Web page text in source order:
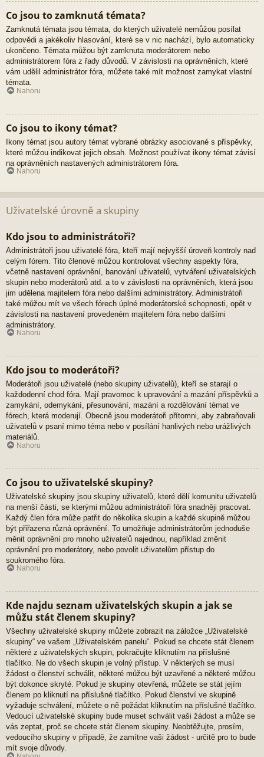
Co jsou to zamknutá témata?
Zamknutá témata jsou témata, do kterých uživatelé nemůžou posílat
odpovědi a jakékoliv hlasování, které se v nic nachází, bylo automaticky
ukončeno. Témata můžou být zamknuta moderátorem nebo
administrátorem fóra z řady důvodů. V závislosti na oprávněních, které
vám udělil administrátor fóra, můžete také mít možnost zamykat vlastní
témata.
Nahoru
Co jsou to ikony témat?
Ikony témat jsou autory témat vybrané obrázky asociované s příspěvky,
které můžou indikovat jejich obsah. Možnost používat ikony témat závisí
na oprávněních nastavených administrátorem fóra.
Nahoru
Uživatelské úrovně a skupiny
Kdo jsou to administrátoři?
Administrátoři jsou uživatelé fóra, kteří mají nejvyšší úroveň kontroly nad
celým fórem. Tito členové můžou kontrolovat všechny aspekty fóra,
včetně nastavení oprávnění, banování uživatelů, vytváření uživatelských
skupin nebo moderátorů atd. a to v závislosti na oprávněních, která jsou
jim udělena majitelem fóra nebo dalšími administrátory. Administrátoři
také můžou mít ve všech fórech úplné moderátorské schopnosti, opět v
závislosti na nastavení provedeném majitelem fóra nebo dalšími
administrátory.
Nahoru
Kdo jsou to moderátoři?
Moderátoři jsou uživatelé (nebo skupiny uživatelů), kteří se starají o
každodenní chod fóra. Mají pravomoc k upravování a mazání příspěvků a
zamykání, odemykání, přesunování, mazání a rozdělování témat ve
fórech, která moderují. Obecně jsou moderátoři přítomni, aby zabraňovali
uživatelů v psaní mimo téma nebo v posílání hanlivých nebo urážlivých
materiálů.
Nahoru
Co jsou to uživatelské skupiny?
Uživatelské skupiny jsou skupiny uživatelů, které dělí komunitu uživatelů
na menší části, se kterými můžou administrátoři fóra snadněji pracovat.
Každý člen fóra může patřit do několika skupin a každé skupině můžou
být přiřazena různá oprávnění. To umožňuje administrátorům jednoduše
měnit oprávnění pro mnoho uživatelů najednou, například změnit
oprávnění pro moderátory, nebo povolit uživatelům přístup do
soukromého fóra.
Nahoru
Kde najdu seznam uživatelských skupin a jak se
můžu stát členem skupiny?
Všechny uživatelské skupiny můžete zobrazit na záložce „Uživatelské
skupiny“ ve vašem „Uživatelském panelu“. Pokud se chcete stát členem
některé z uživatelských skupin, pokračujte kliknutím na příslušné
tlačítko. Ne do všech skupin je volný přístup. V některých se musí
žádost o členství schválit, některé můžou být uzavřené a některé můžou
být dokonce skryté. Pokud je skupiny otevřená, můžete se stát jejím
členem po kliknutí na příslušné tlačítko. Pokud členství ve skupině
vyžaduje schválení, můžete o ně požádat kliknutím na příslušné tlačítko.
Vedoucí uživatelské skupiny bude muset schválit vaši žádost a může se
vás zeptat, proč se chcete stát členem skupiny. Neobtěžujte, prosím,
vedoucího skupiny v případě, že zamítne vaši žádost - určitě pro to bude
mít svoje důvody.